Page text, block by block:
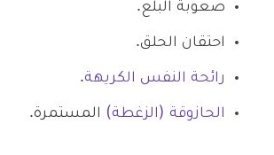
صعوبة البلع.
احتقان الحلق.
رائحة النفس الكريهة.
الحازوقة (الزغطة) المستمرة.